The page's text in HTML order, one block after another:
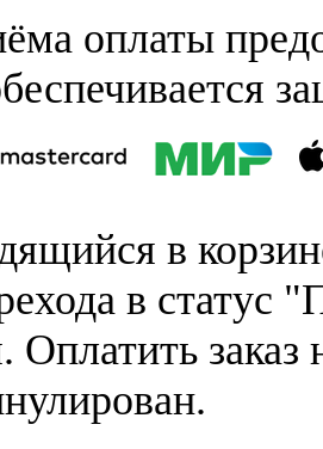
оплаты
в
в статус
заказ